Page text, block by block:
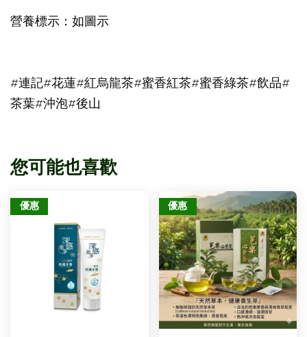
營養標示：如圖示
#連記#花蓮#紅烏龍茶#蜜香紅茶#蜜香綠茶#飲品#
茶葉#沖泡#後山
您可能也喜歡
優惠 優惠